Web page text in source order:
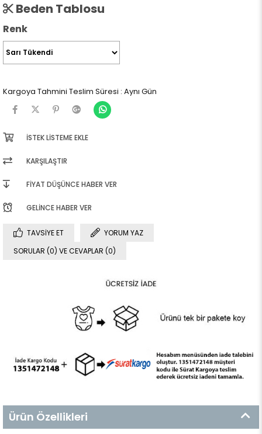
Beden Tablosu
Renk
Kargoya Tahmini Teslim Süresi : Aynı Gün
İSTEK LISTEME EKLE
KARŞILAŞTIR
FIYAT DÜŞÜNCE HABER VER
GELINCE HABER VER
TAVSIYE ET
YORUM YAZ
SORULAR (0) VE CEVAPLAR (0)
Ürün Özellikleri